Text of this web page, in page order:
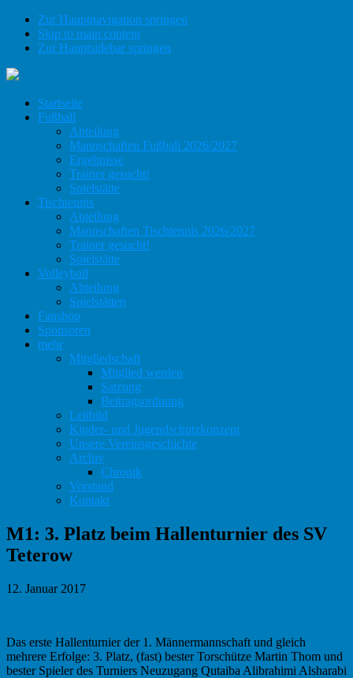
Zur Hauptnavigation springen
Skip to main content
Zur Hauptsidebar springen
Startseite
Fußball
Abteilung
Mannschaften Fußball 2026/2027
Ergebnisse
Trainer gesucht!
Spielstätte
Tischtennis
Abteilung
Mannschaften Tischtennis 2026/2027
Trainer gesucht!
Spielstätte
Volleyball
Abteilung
Spielstätten
Fanshop
Sponsoren
mehr
Mitgliedschaft
Mitglied werden
Satzung
Beitragsordnung
Leitbild
Kinder- und Jugendschutzkonzept
Unsere Vereinsgeschichte
Archiv
Chronik
Vorstand
Kontakt
M1: 3. Platz beim Hallenturnier des SV
Teterow
12. Januar 2017
Das erste Hallenturnier der 1. Männermannschaft und gleich
mehrere Erfolge: 3. Platz, (fast) bester Torschütze Martin Thom und
bester Spieler des Turniers Neuzugang Qutaiba Alibrahimi Alsharabi